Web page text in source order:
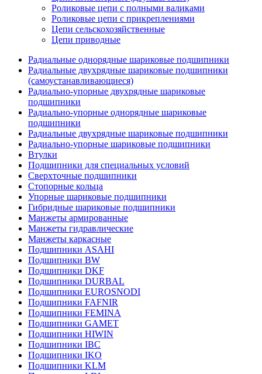
Роликовые цепи с полными валиками
Роликовые цепи с прикреплениями
Цепи сельскохозяйственные
Цепи приводные
Радиальные однорядные шариковые подшипники
Радиальные двухрядные шариковые подшипники
(самоустанавливающиеся)
Радиально-упорные двухрядные шариковые
подшипники
Радиально-упорные однорядные шариковые
подшипники
Радиальные двухрядные шариковые подшипники
Радиально-упорные шариковые подшипники
Втулки
Подшипники для специальных условий
Сверхточные подшипники
Стопорные кольца
Упорные шариковые подшипники
Гибридные шариковые подшипники
Манжеты армированные
Манжеты гидравлические
Манжеты каркасные
Подшипники ASAHI
Подшипники BW
Подшипники DKF
Подшипники DURBAL
Подшипники EUROSNODI
Подшипники FAFNIR
Подшипники FEMINA
Подшипники GAMET
Подшипники HIWIN
Подшипники IBC
Подшипники IKO
Подшипники KLM